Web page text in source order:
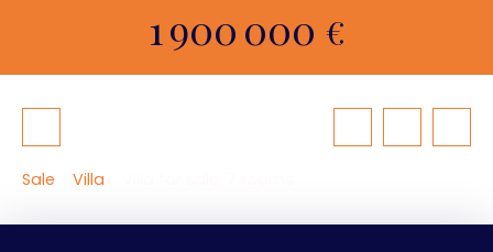
1 900 000 €
Sale Villa